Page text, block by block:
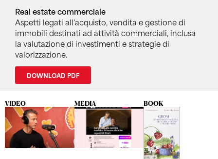
Real estate commerciale
Aspetti legati all’acquisto, vendita e gestione di
immobili destinati ad attività commerciali, inclusa
la valutazione di investimenti e strategie di
valorizzazione.
DOWNLOAD PDF
VIDEO MEDIA BOOK